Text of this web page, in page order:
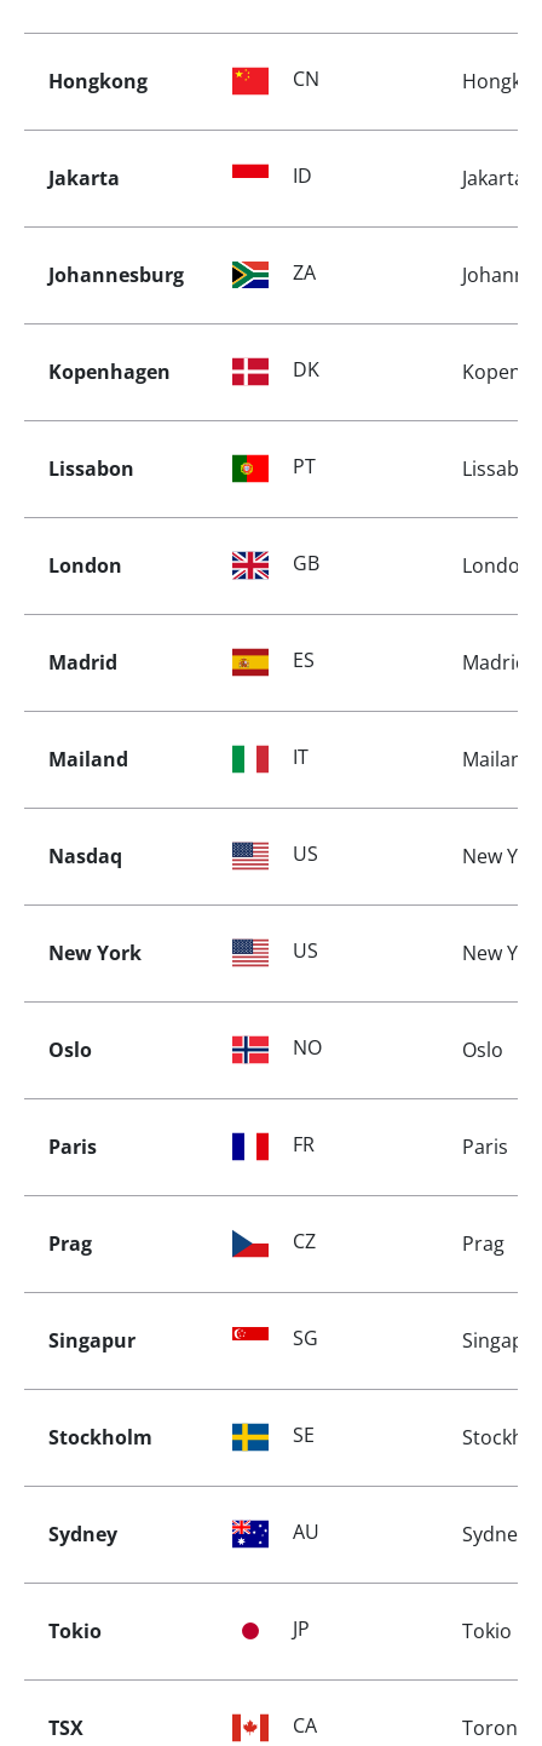
Hongkong CN
Jakarta ID Jakarta
Johannesburg ZA
Kopenhagen DK
Lissabon PT Lissabon
London GB London
Madrid ES Madrid
Mailand IT Mailand
Nasdaq US New
New York US New
Oslo NO Oslo
Paris FR Paris
Prag CZ Prag
Singapur SG
Stockholm SE
Sydney AU Sydney
Tokio JP Tokio
TSX CA Toronto